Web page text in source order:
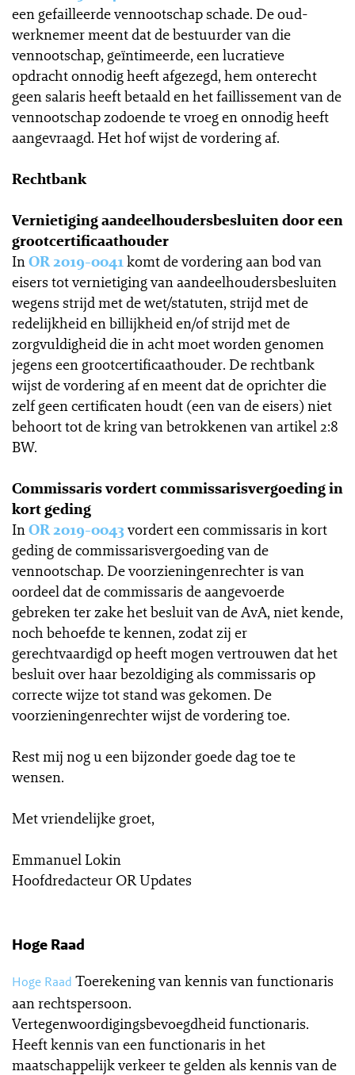
een gefailleerde vennootschap schade. De oud-
werknemer meent dat de bestuurder van die
vennootschap, geïntimeerde, een lucratieve
opdracht onnodig heeft afgezegd, hem onterecht
geen salaris heeft betaald en het faillissement van de
vennootschap zodoende te vroeg en onnodig heeft
aangevraagd. Het hof wijst de vordering af.
Rechtbank
Vernietiging aandeelhoudersbesluiten door een
grootcertificaathouder
InOR 2019-0041komt de vordering aan bod van
eisers tot vernietiging van aandeelhoudersbesluiten
wegens strijd met de wet/statuten, strijd met de
redelijkheid en billijkheid en/of strijd met de
zorgvuldigheid die in acht moet worden genomen
jegens een grootcertificaathouder. De rechtbank
wijst de vordering af en meent dat de oprichter die
zelf geen certificaten houdt (een van de eisers) niet
behoort tot de kring van betrokkenen van artikel 2:8
BW.
Commissaris vordert commissarisvergoeding in
kort geding
InOR 2019-0043vordert een commissaris in kort
geding de commissarisvergoeding van de
vennootschap. De voorzieningenrechter is van
oordeel dat de commissaris de aangevoerde
gebreken ter zake het besluit van de AvA, niet kende,
noch behoefde te kennen, zodat zij er
gerechtvaardigd op heeft mogen vertrouwen dat het
besluit over haar bezoldiging als commissaris op
correcte wijze tot stand was gekomen. De
voorzieningenrechter wijst de vordering toe.
Rest mij nog u een bijzonder goede dag toe te
wensen.
Met vriendelijke groet,
Emmanuel Lokin
Hoofdredacteur OR Updates
Hoge Raad
Hoge Raad Toerekening van kennis van functionaris
aan rechtspersoon.
Vertegenwoordigingsbevoegdheid functionaris.
Heeft kennis van een functionaris in het
maatschappelijk verkeer te gelden als kennis van de